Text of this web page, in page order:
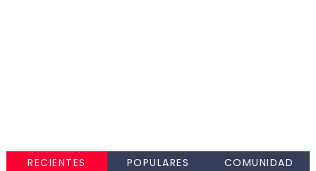
RECIENTES POPULARES COMUNIDAD